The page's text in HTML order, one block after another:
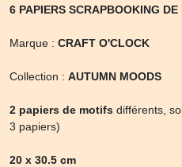
6 PAPIERS SCRAPBOOKING DE
Marque : CRAFT O'CLOCK
Collection : AUTUMN MOODS
2 papiers de motifs différents,
3 papiers)
20 x 30.5 cm